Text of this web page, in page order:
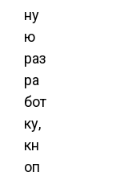
ну
ю
раз
ра
бот
ку,
кн
оп